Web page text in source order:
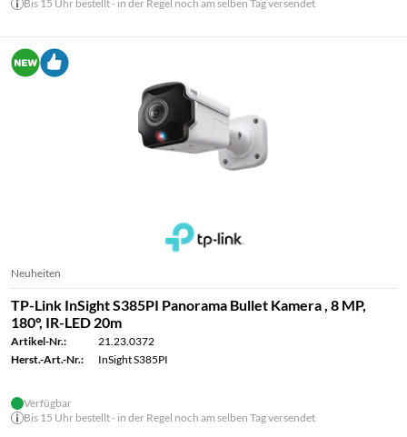
Bis 15 Uhr bestellt - in der Regel noch am selben Tag versendet
Neuheiten
TP-Link InSight S385PI Panorama Bullet Kamera , 8 MP,
180°, IR-LED 20m
Artikel-Nr.:
21.23.0372
Herst.-Art.-Nr.:
InSight S385PI
Verfügbar
Bis 15 Uhr bestellt - in der Regel noch am selben Tag versendet